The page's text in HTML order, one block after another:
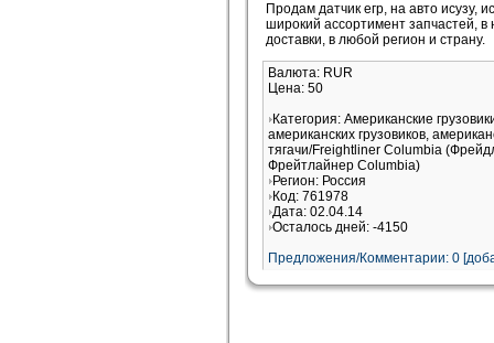
Продам датчик егр, на авто исузу,
широкий ассортимент запчастей,
доставки, в любой регион и страну.
Валюта: RUR
Цена: 50
Категория: Американские
американских грузовиков,
тягачи/Freightliner Columbia
Фрейтлайнер Columbia)
Регион: Россия
Код: 761978
Дата: 02.04.14
Осталось дней: -4150
Предложения/Комментарии: 0